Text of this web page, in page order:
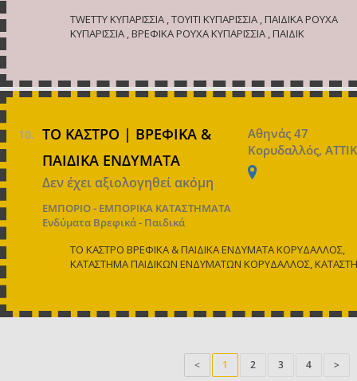
TWETTY ΚΥΠΑΡΙΣΣΙΑ , ΤΟΥΙΤΙ ΚΥΠΑΡΙΣΣΙΑ , ΠΑΙΔΙΚΑ ΡΟΥΧΑ
ΚΥΠΑΡΙΣΣΙΑ , ΒΡΕΦΙΚΑ ΡΟΥΧΑ ΚΥΠΑΡΙΣΣΙΑ , ΠΑΙΔΙΚ
ΤΟ ΚΑΣΤΡΟ | ΒΡΕΦΙΚΑ &
ΠΑΙΔΙΚΑ ΕΝΔΥΜΑΤΑ
Δεν έχει αξιολογηθεί ακόμη
ΕΜΠΟΡΙΟ - ΕΜΠΟΡΙΚΑ ΚΑΤΑΣΤΗΜΑΤΑ
Ενδύματα Βρεφικά - Παιδικά
Αθηνάς 47
Κορυδαλλός,
ΤΟ ΚΑΣΤΡΟ ΒΡΕΦΙΚΑ & ΠΑΙΔΙΚΑ ΕΝΔΥΜΑΤΑ ΚΟΡΥΔΑΛΛΟΣ,
ΚΑΤΑΣΤΗΜΑ ΠΑΙΔΙΚΩΝ ΕΝΔΥΜΑΤΩΝ ΚΟΡΥΔΑΛΛΟΣ,
< 1 2 3 4 >